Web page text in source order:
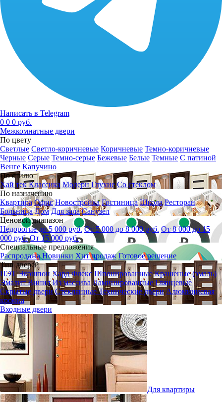
Написать в Telegram
0 0 0 руб.
Межкомнатные двери
По цвету
Светлые Светло-коричневые Коричневые Темно-коричневые
Черные Серые Темно-серые Бежевые Белые Темные С патиной
Венге Капучино
По стилю
Хай тек Классика Модерн Глухие Со стеклом
По назначению
Квартира Офис Новостройка Гостиница Школа Ресторан
Больница Дом Для зала Санузел
Ценовой диапазон
Недорогие до 5 000 руб. От 5 000 до 8 000 руб. От 8 000 до 15
000 руб. От 15 000 руб.
Специальные предложения
Распродажа Новинки Хит продаж Готовое решение
Тип дверей
ПЭТЭкошпон Хард Флекс Шпонированные Крашеные (эмаль)
ЭмалитВинил Из массива Ламинированные Глянцевые
Скрытые двери СтеклянныеТехнические двери Алюминиевая
кромка
Входные двери
Для квартиры